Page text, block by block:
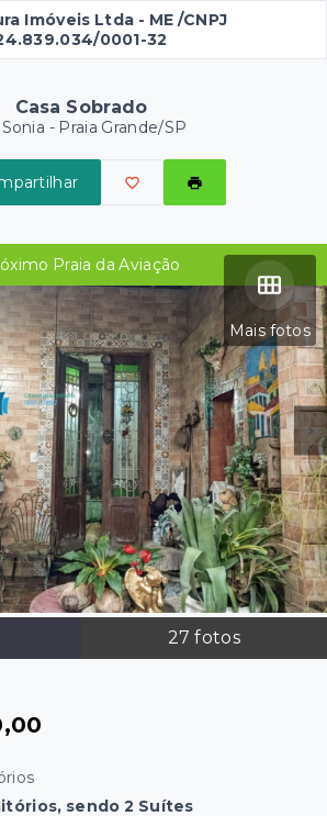
Imóveis Ltda - ME /CNPJ
0001-32
Casa Sobrado
- Praia Grande/SP
Mais fotos
27 fotos
Praia da Aviação
sendo 2 Suítes